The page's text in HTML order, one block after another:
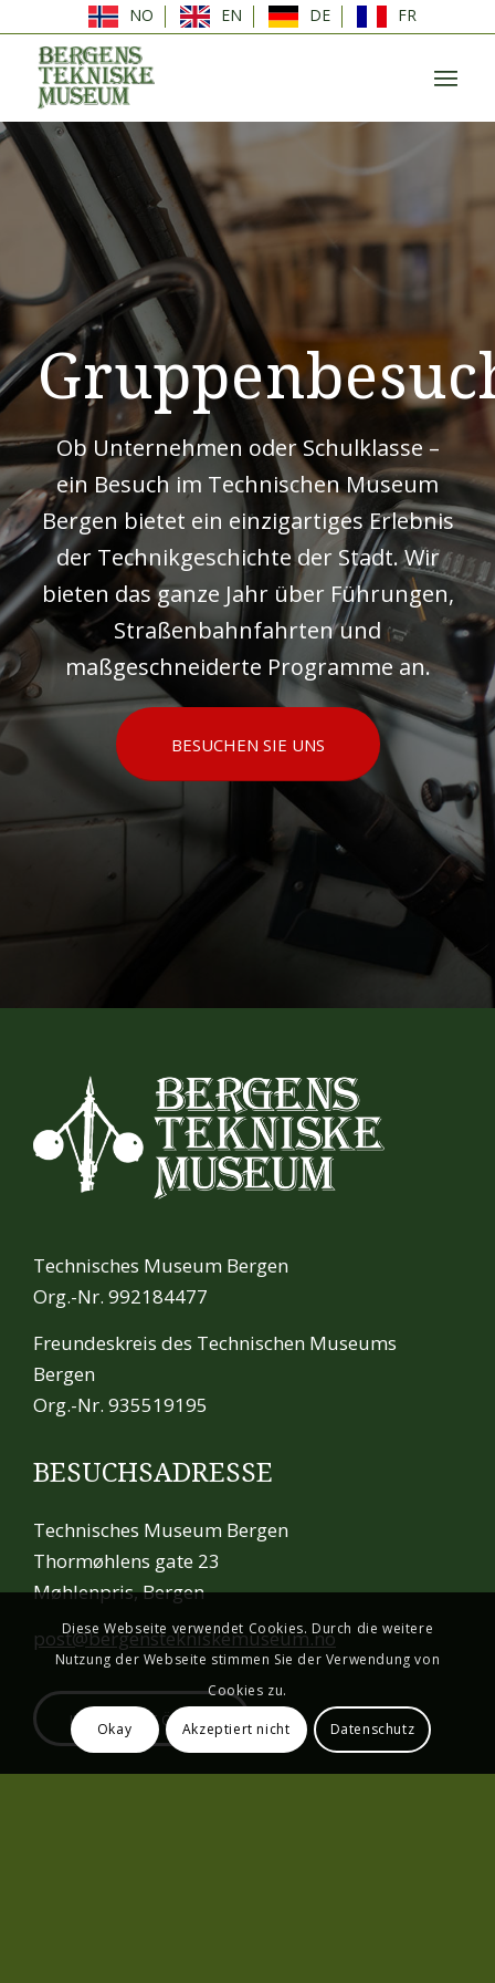
NO EN DE FR
Ob Unternehmen oder Schulklasse –
ein Besuch im Technischen Museum
Bergen bietet ein einzigartiges Erlebnis
der Technikgeschichte der Stadt. Wir
bieten das ganze Jahr über Führungen,
Straßenbahnfahrten und
maßgeschneiderte Programme an.
BESUCHEN SIE UNS
Technisches Museum Bergen
Org.-Nr. 992184477
Freundeskreis des Technischen Museums
Bergen
Org.-Nr. 935519195
BESUCHSADRESSE
Technisches Museum Bergen
Thormøhlens gate 23
Møhlenpris, Bergen
post@bergenstekniskemuseum.no
IN DER KARTE ÖFFNEN
Diese Webseite verwendet Cookies. Durch die weitere
Nutzung der Webseite stimmen Sie der Verwendung von
Cookies zu.
Okay Akzeptiert nicht Datenschutz